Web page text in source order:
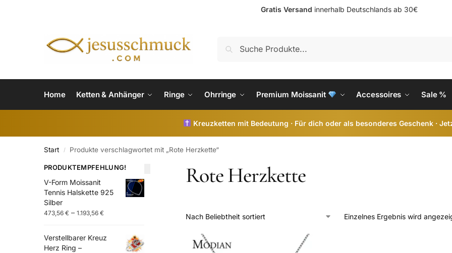
Gratis Versand innerhalb Deutschlands ab 30€
Home Ketten & Anhänger Ringe Ohrringe Premium Moissanit Accessoires Sale %
Kreuzketten mit Bedeutung · Für dich oder als besonderes Geschenk ·
Start / Produkte verschlagwortet mit „Rote Herzkette“
Rote Herzkette
Einzelnes Ergebnis wird
PRODUKTEMPFEHLUNG!
V-Form Moissanit
Tennis Halskette 925
Silber
473,56 € – 1.193,56 €
Verstellbarer Kreuz
Herz Ring –